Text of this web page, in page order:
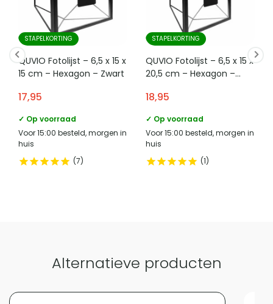
STAPELKORTING
QUVIO Fotolijst – 6,5 x 15 x
15 cm – Hexagon – Zwart
17,95
✓ Op voorraad
Voor 15:00 besteld, morgen in
huis
7
STAPELKORTING
QUVIO Fotolijst – 6,5 x 15 x
20,5 cm – Hexagon –
18,95
✓ Op voorraad
Voor 15:00 besteld, morgen in
huis
1
Alternatieve producten